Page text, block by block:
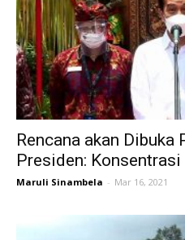
Rencana akan Dibuka
Presiden: Konsentrasi
Maruli Sinambela - Mar 16, 2021